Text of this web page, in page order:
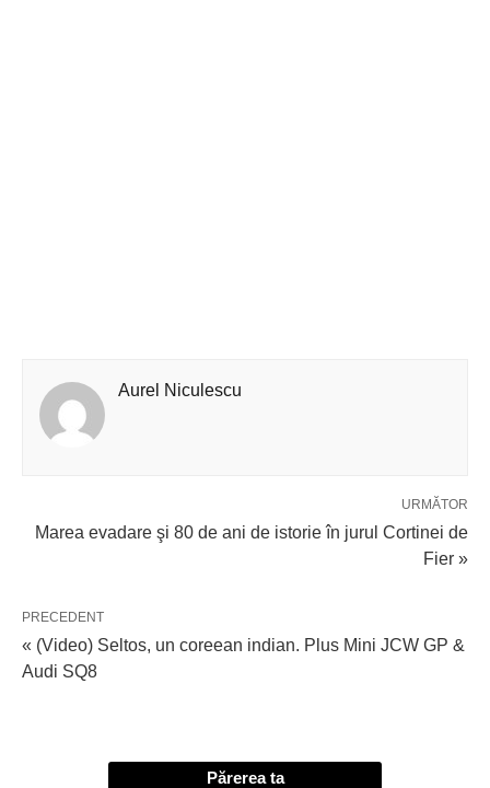
Aurel Niculescu
URMĂTOR
Marea evadare şi 80 de ani de istorie în jurul Cortinei de
Fier »
PRECEDENT
« (Video) Seltos, un coreean indian. Plus Mini JCW GP &
Audi SQ8
Părerea ta